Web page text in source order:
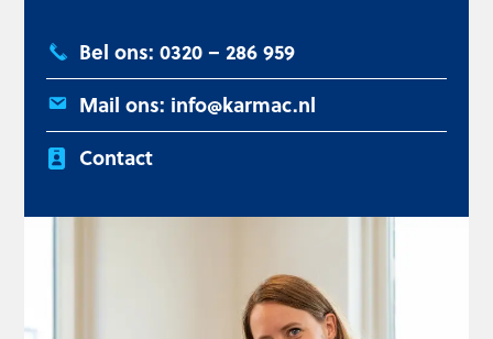
Bel ons: 0320 – 286 959
Mail ons: info@karmac.nl
Contact